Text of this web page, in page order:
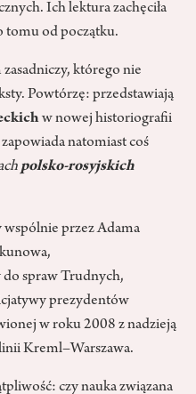
Ich lektura zachęciła
tomu od początku.
którego nie
Powtórzę: przedstawiają
w nowej historiografii
natomiast coś
polsko-rosyjskich
wspólnie przez Adama
spraw Trudnych,
prezydentów
w roku 2008 z nadzieją
Kreml–Warszawa.
czy nauka związana